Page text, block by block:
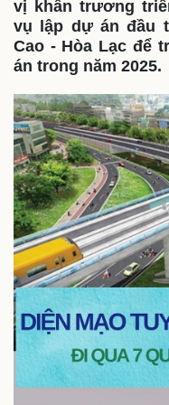
Thế giới
Quan sát
Cuộc sống đó đây
Kinh tế
Bất động sản
Khởi nghiệp
vị khẩn trương
vụ lập dự án đầu
Cao - Hòa Lạc để
án trong năm 2025.